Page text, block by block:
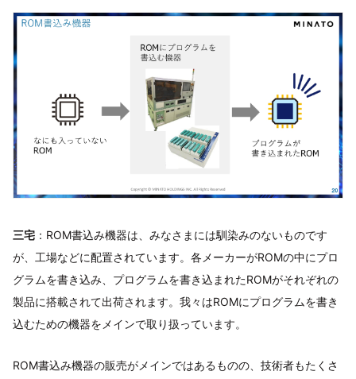
三宅 ：ROM書込み機器は、みなさまには馴染みのないものです
が、工場などに配置されています。各メーカーがROMの中にプロ
グラムを書き込み、プログラムを書き込まれたROMがそれぞれの
製品に搭載されて出荷されます。我々はROMにプログラムを書き
込むための機器をメインで取り扱っています。
ROM書込み機器の販売がメインではあるものの、技術者もたくさ